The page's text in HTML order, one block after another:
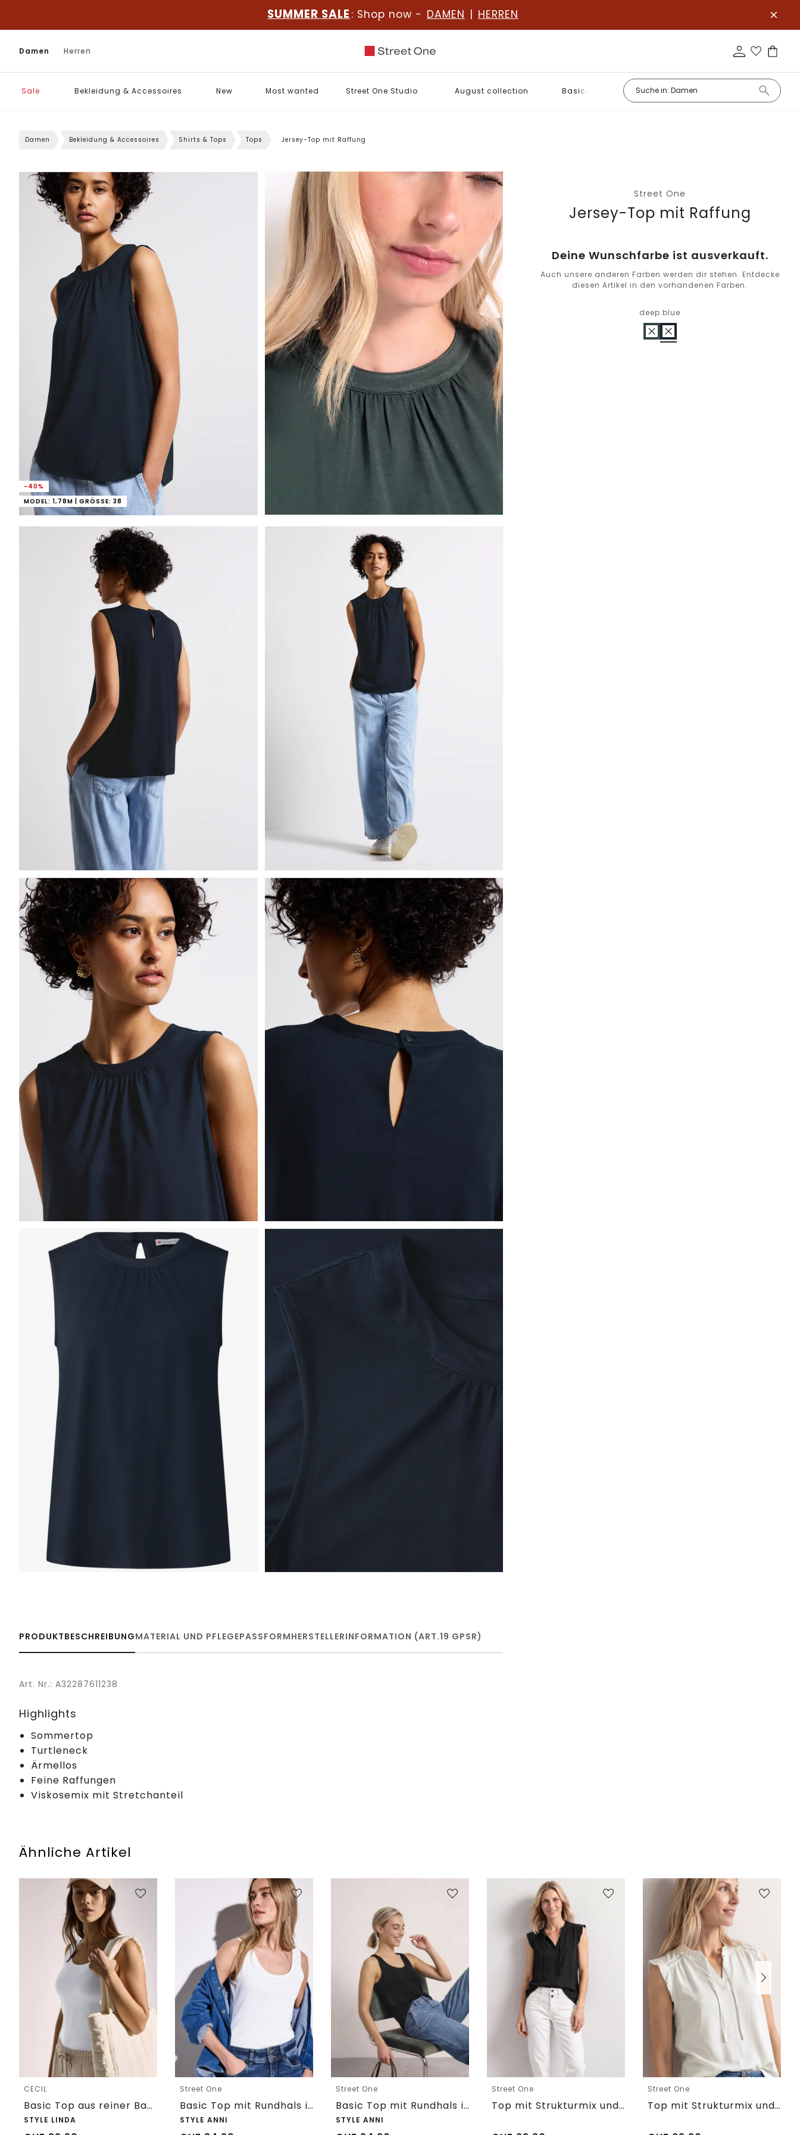
SUMMER SALE : Shop now - DAMEN | HERREN
Damen Herren
Sale Bekleidung & Accessoires New Most wanted Street One Studio August collection Basics
Damen Bekleidung & Accessoires Shirts & Tops Tops Jersey-Top mit Raffung
-40%
MODEL: 1,78M | GRÖSSE: 38
Street One
Jersey-Top mit Raffung
Deine Wunschfarbe ist ausverkauft.
Auch unsere anderen Farben werden dir stehen. Entdecke
diesen Artikel in den vorhandenen Farben.
deep blue
PRODUKTBESCHREIBUNGMATERIAL UND PFLEGEPASSFORMHERSTELLERINFORMATION (ART.19 GPSR)
Art. Nr.: A32287611238
Highlights
Sommertop
Turtleneck
Ärmellos
Feine Raffungen
Viskosemix mit Stretchanteil
Ähnliche Artikel
CECIL
Basic Top aus reiner Baumwolle
STYLE LINDA
Street One
Basic Top mit Rundhals in Unifarbe
STYLE ANNI
Street One
Basic Top mit Rundhals in Unifarbe
STYLE ANNI
Street One
Top mit Strukturmix und Crochet-Details
Street One
Top mit Strukturmix und Crochet-Details